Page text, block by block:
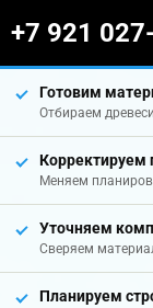
+7 921
Готовим
Отбираем
Корректируем
Меняем
Уточняем
Сверяем
Планируем